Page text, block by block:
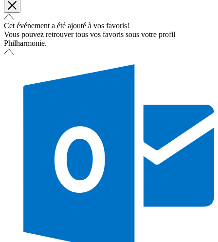
Cet événement a été ajouté à vos favoris!
Vous pouvez retrouver tous vos favoris sous votre profil
Philharmonie.